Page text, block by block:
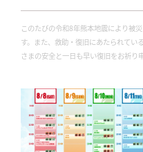
このたびの令和8年熊本地震により被
す。また、救助・復旧にあたられてい
さまの安全と一日も早い復旧をお祈り